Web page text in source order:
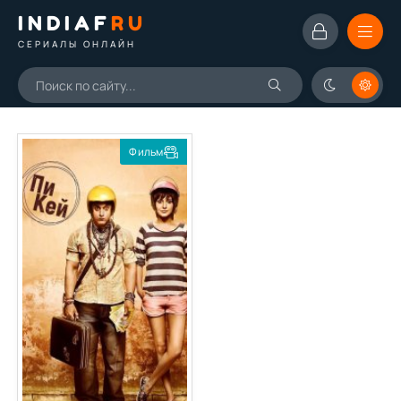
INDIAFRU
СЕРИАЛЫ ОНЛАЙН
Фильм